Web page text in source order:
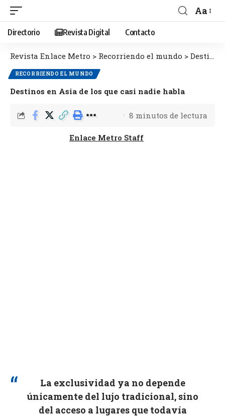
Aa
Directorio Revista Digital Contacto
Revista Enlace Metro > Recorriendo el mundo > Destinos en Asia de los que casi nadie habla
RECORRIENDO EL MUNDO
Destinos en Asia de los que casi nadie habla
Enlace Metro Staff
8 minutos de lectura
La exclusividad ya no depende
únicamente del lujo tradicional, sino
del acceso a lugares que todavía